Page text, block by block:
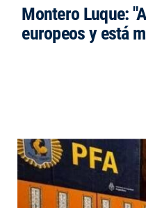
Montero Luque:
europeos y está